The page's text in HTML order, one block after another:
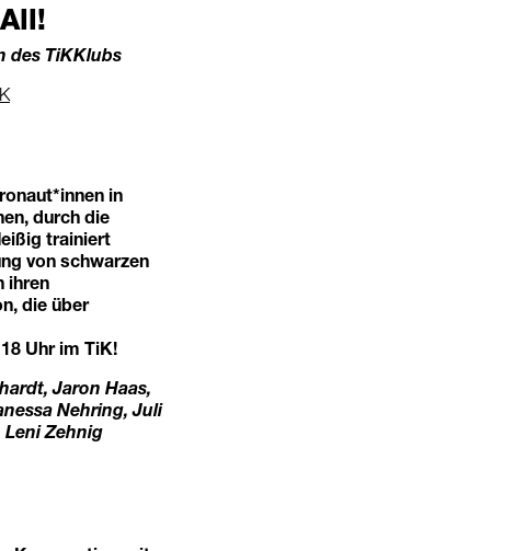
des TiKKlubs
in
durch die
trainiert
von schwarzen
ihren
die über
Uhr im TiK!
Jaron Haas,
Nehring, Juli
Leni Zehnig